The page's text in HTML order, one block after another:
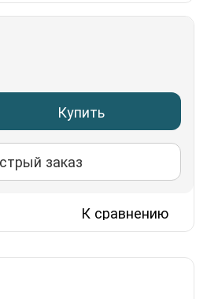
Купить
заказ
К сравнению